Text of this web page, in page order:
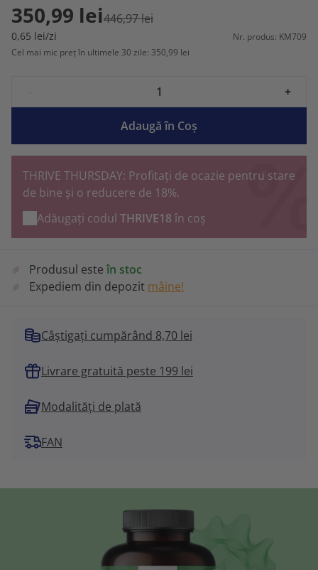
350,99 lei446,97 lei
0,65 lei/zi
Nr. produs: KM709
Cel mai mic preț în ultimele 30 zile: 350,99 lei
+
Adaugă în Coş
THRIVE THURSDAY: Profitați de ocazie pentru stare
de bine și o reducere de 18%.
Adăugați codul THRIVE18 în coș
Produsul esteîn stoc
Expediem din depozit mâine!
Câștigați cumpărând 8,70 lei
Livrare gratuită peste 199 lei
Modalități de plată
FAN